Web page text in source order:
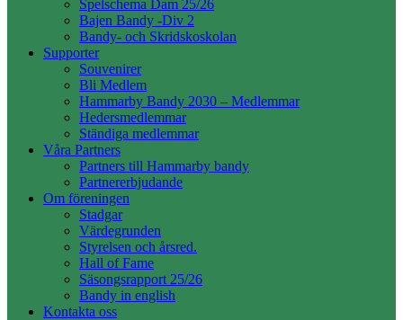
Spelschema Dam 25/26
Bajen Bandy -Div 2
Bandy- och Skridskoskolan
Supporter
Souvenirer
Bli Medlem
Hammarby Bandy 2030 – Medlemmar
Hedersmedlemmar
Ständiga medlemmar
Våra Partners
Partners till Hammarby bandy
Partnererbjudande
Om föreningen
Stadgar
Värdegrunden
Styrelsen och årsred.
Hall of Fame
Säsongsrapport 25/26
Bandy in english
Kontakta oss